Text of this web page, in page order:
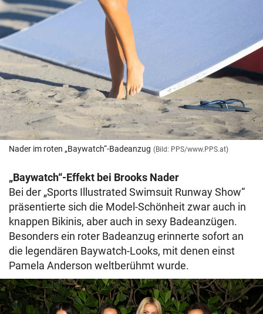
Nader im roten „Baywatch“-Badeanzug (Bild: PPS/www.PPS.at)
„Baywatch“-Effekt bei Brooks Nader
Bei der „Sports Illustrated Swimsuit Runway Show“
präsentierte sich die Model-Schönheit zwar auch in
knappen Bikinis, aber auch in sexy Badeanzügen.
Besonders ein roter Badeanzug erinnerte sofort an
die legendären Baywatch-Looks, mit denen einst
Pamela Anderson weltberühmt wurde.